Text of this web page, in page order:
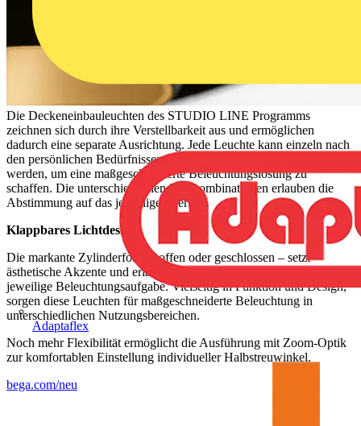
Adaptaflex
Die Deckeneinbauleuchten des STUDIO LINE Programms
zeichnen sich durch ihre Verstellbarkeit aus und ermöglichen
dadurch eine separate Ausrichtung. Jede Leuchte kann einzeln nach
den persönlichen Bedürfnissen und Anforderungen eingestellt
werden, um eine maßgeschneiderte Beleuchtungslösung zu
schaffen. Die unterschiedlichen Farbkombinationen erlauben die
Abstimmung auf das jeweilige Interieur.
Klappbares Lichtdesign
Die markante Zylinderform – offen oder geschlossen – setzt
ästhetische Akzente und erlaubt eine gezielte Ausrichtung auf die
jeweilige Beleuchtungsaufgabe. Vielseitig in Funktion und Design,
sorgen diese Leuchten für maßgeschneiderte Beleuchtung in
unterschiedlichen Nutzungsbereichen.
Noch mehr Flexibilität ermöglicht die Ausführung mit Zoom-Optik
zur komfortablen Einstellung individueller Halbstreuwinkel.
bega.com/neu